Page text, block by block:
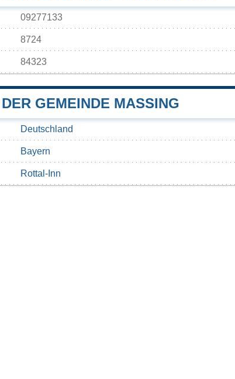
09277133
8724
84323
GEMEINDE MASSING
Deutschland
Bayern
Rottal-Inn